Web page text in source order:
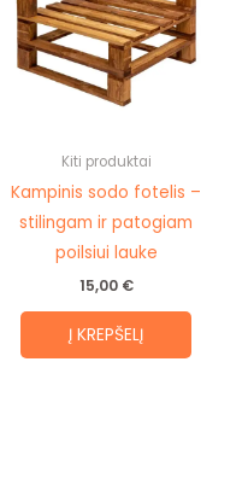
Kiti produktai
Kampinis sodo fotelis –
stilingam ir patogiam
poilsiui lauke
15,00 €
Į KREPŠELĮ